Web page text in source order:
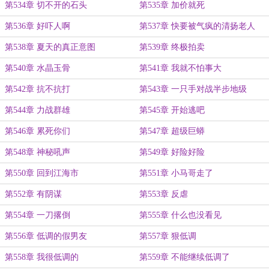
第534章 切不开的石头 第535章 加价就死
第536章 好吓人啊 第537章 快要被气疯的清扬老人
第538章 夏天的真正意图 第539章 终极拍卖
第540章 水晶玉骨 第541章 我就不怕事大
第542章 抗不抗打 第543章 一只手对战半步地级
第544章 力战群雄 第545章 开始逃吧
第546章 累死你们 第547章 超级巨蟒
第548章 神秘吼声 第549章 好险好险
第550章 回到江海市 第551章 小马哥走了
第552章 有阴谋 第553章 反虐
第554章 一刀撂倒 第555章 什么也没看见
第556章 低调的假男友 第557章 狠低调
第558章 我很低调的 第559章 不能继续低调了